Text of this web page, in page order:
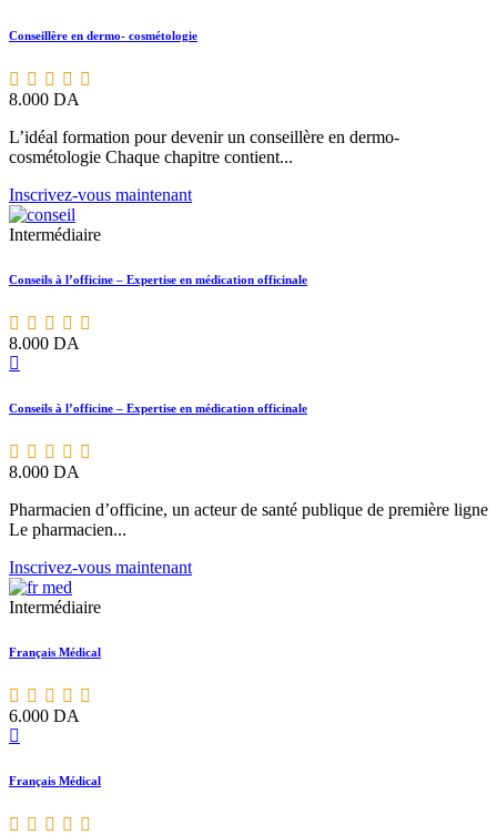
Conseillère en dermo- cosmétologie
8.000 DA
L’idéal formation pour devenir un conseillère en dermo-
cosmétologie Chaque chapitre contient...
Inscrivez-vous maintenant
Intermédiaire
Conseils à l’officine – Expertise en médication officinale
8.000 DA
Conseils à l’officine – Expertise en médication officinale
8.000 DA
Pharmacien d’officine, un acteur de santé publique de première ligne
Le pharmacien...
Inscrivez-vous maintenant
Intermédiaire
Français Médical
6.000 DA
Français Médical